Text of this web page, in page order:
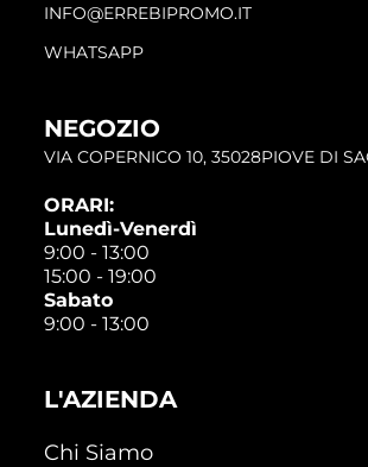
INFO@ERREBIPROMO.IT
WHATSAPP
NEGOZIO
VIA COPERNICO 10, 35028PIOVE DI
ORARI:
Lunedì-Venerdì
9:00 - 13:00
15:00 - 19:00
Sabato
9:00 - 13:00
L'AZIENDA
Chi Siamo